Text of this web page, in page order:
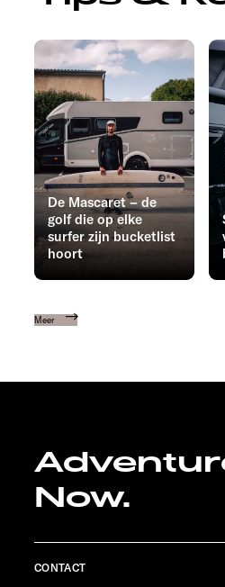
De Mascaret – de
golf die op elke
surfer zijn bucketlist
hoort
Meer
Now.
CONTACT